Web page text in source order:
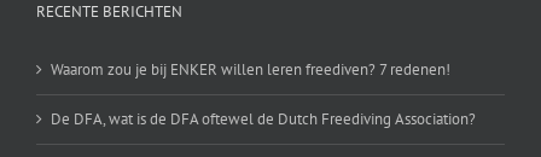
RECENTE BERICHTEN
Waarom zou je bij ENKER willen leren freediven? 7 redenen!
De DFA, wat is de DFA oftewel de Dutch Freediving Association?